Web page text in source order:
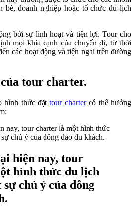
bè, doanh nghiệp hoặc tổ chức du lịch
bởi sự linh hoạt và tiện lợi. Tour cho
mọi khía cạnh của chuyến đi, từ thời
các hoạt động và tiện nghi trên đường
tour charter.
hình thức đặttour chartercó thể hưởng
hiện nay, tour
hình thức du lịch
chú ý của đông